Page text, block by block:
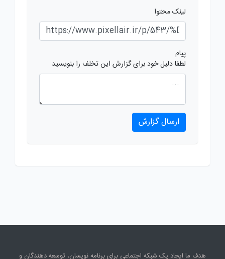
لینک محتوا
پیام
لطفا دلیل خود برای گزارش این تخلف را بنویسید
ارسال گزارش
هدف ما ایجاد یک شبکه اجتماعی برای برنامه نویسان، توسعه دهندگان و